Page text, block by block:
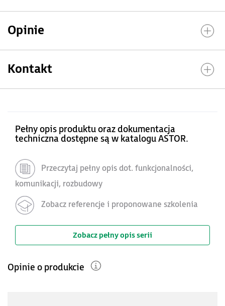
Opinie
Kontakt
Pełny opis produktu oraz dokumentacja
techniczna dostępne są w katalogu ASTOR.
Przeczytaj pełny opis dot. funkcjonalności,
komunikacji, rozbudowy
Zobacz referencje i proponowane szkolenia
Zobacz pełny opis serii
Opinie o produkcie